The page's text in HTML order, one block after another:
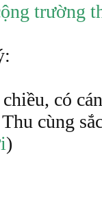
trường
có
cùng
)